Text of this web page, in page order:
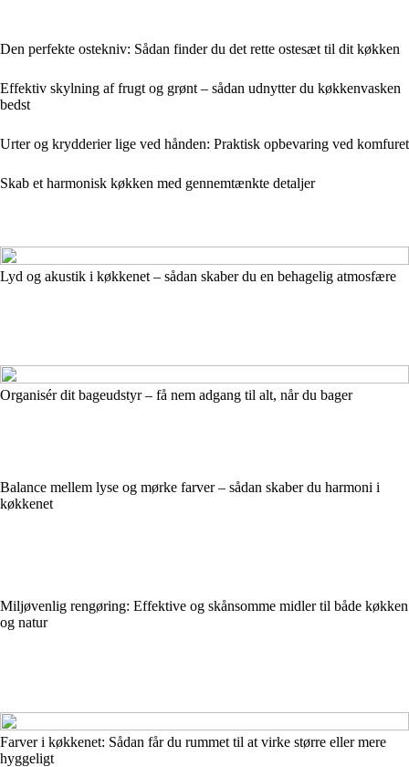
Den perfekte ostekniv: Sådan finder du det rette ostesæt til dit køkken
Effektiv skylning af frugt og grønt – sådan udnytter du køkkenvasken
bedst
Urter og krydderier lige ved hånden: Praktisk opbevaring ved komfuret
Skab et harmonisk køkken med gennemtænkte detaljer
Lyd og akustik i køkkenet – sådan skaber du en behagelig atmosfære
Organisér dit bageudstyr – få nem adgang til alt, når du bager
Balance mellem lyse og mørke farver – sådan skaber du harmoni i
køkkenet
Miljøvenlig rengøring: Effektive og skånsomme midler til både køkken
og natur
Farver i køkkenet: Sådan får du rummet til at virke større eller mere
hyggeligt